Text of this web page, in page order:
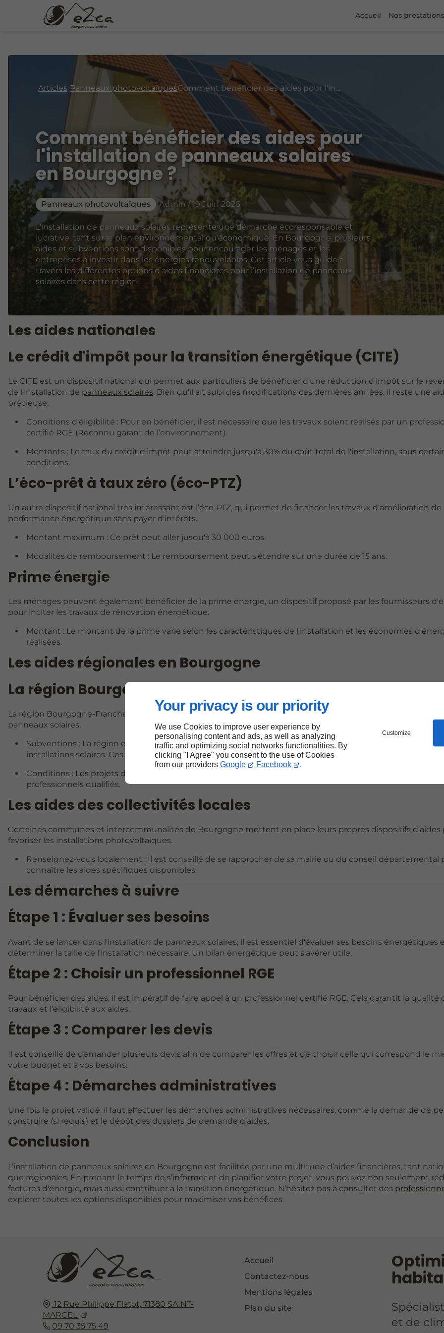
Your privacy is our priority
We use Cookies to improve user experience by
personalising content and ads, as well as analyzing
traffic and optimizing social networks functionalities. By
clicking "I Agree" you consent to the use of Cookies
from our providers Google Facebook .
Customize
Accueil Nos prestations
Articles Panneaux photovoltaïques Comment bénéficier des aides pour l'installation de panneaux solaires en Bourgogne ?
Comment bénéficier des aides pour
l'installation de panneaux solaires
en Bourgogne ?
Panneaux photovoltaïques Admin / 19 Juin 2026
L’installation de panneaux solaires représente une démarche écoresponsable et
lucrative, tant sur le plan environnemental qu’économique. En Bourgogne, plusieurs
aides et subventions sont disponibles pour encourager les ménages et les
entreprises à investir dans les énergies renouvelables. Cet article vous guide à
travers les différentes options d’aides financières pour l’installation de panneaux
solaires dans cette région.
Les aides nationales
Le crédit d'impôt pour la transition énergétique (CITE)
Le CITE est un dispositif national qui permet aux particuliers de bénéficier d'une réduction d'impôt sur le
de l'installation de panneaux solaires. Bien qu'il ait subi des modifications ces dernières années, il reste une
précieuse.
Conditions d'éligibilité : Pour en bénéficier, il est nécessaire que les travaux soient réalisés par un
certifié RGE (Reconnu garant de l’environnement).
Montants : Le taux du crédit d'impôt peut atteindre jusqu'à 30% du coût total de l'installation, sous
conditions.
L’éco-prêt à taux zéro (éco-PTZ)
Un autre dispositif national très intéressant est l’éco-PTZ, qui permet de financer les travaux d'amélioration de
performance énergétique sans payer d'intérêts.
Montant maximum : Ce prêt peut aller jusqu'à 30 000 euros.
Modalités de remboursement : Le remboursement peut s'étendre sur une durée de 15 ans.
Prime énergie
Les ménages peuvent également bénéficier de la prime énergie, un dispositif proposé par les fournisseurs
pour inciter les travaux de rénovation énergétique.
Montant : Le montant de la prime varie selon les caractéristiques de l'installation et les économies
réalisées.
Les aides régionales en Bourgogne
La région Bourgogne-Franche-Comté
La région Bourgogne-Franche-Comté propose également des aides spécifiques pour encourager l'installation
panneaux solaires.
Subventions : La région offre des subventions pour les projets d'énergie renouvelable, notamment pour
installations solaires. Ces subventions peuvent couvrir une partie significative des coûts d'installation.
Conditions : Les projets doivent répondre à des critères de performance énergétique et être réalisés par
professionnels qualifiés.
Les aides des collectivités locales
Certaines communes et intercommunalités de Bourgogne mettent en place leurs propres dispositifs d’aides
favoriser les installations photovoltaïques.
Renseignez-vous localement : Il est conseillé de se rapprocher de sa mairie ou du conseil départemental
connaître les aides spécifiques disponibles.
Les démarches à suivre
Étape 1 : Évaluer ses besoins
Avant de se lancer dans l'installation de panneaux solaires, il est essentiel d'évaluer ses besoins énergétiques
déterminer la taille de l’installation nécessaire. Un bilan énergétique peut s'avérer utile.
Étape 2 : Choisir un professionnel RGE
Pour bénéficier des aides, il est impératif de faire appel à un professionnel certifié RGE. Cela garantit la qualité
travaux et l’éligibilité aux aides.
Étape 3 : Comparer les devis
Il est conseillé de demander plusieurs devis afin de comparer les offres et de choisir celle qui correspond le
votre budget et à vos besoins.
Étape 4 : Démarches administratives
Une fois le projet validé, il faut effectuer les démarches administratives nécessaires, comme la demande de
construire (si requis) et le dépôt des dossiers de demande d’aides.
Conclusion
L’installation de panneaux solaires en Bourgogne est facilitée par une multitude d’aides financières, tant
que régionales. En prenant le temps de s’informer et de planifier votre projet, vous pouvez non seulement
factures d'énergie, mais aussi contribuer à la transition énergétique. N’hésitez pas à consulter des
explorer toutes les options disponibles pour maximiser vos bénéfices.
12 Rue Philippe Flatot, 71380 SAINT-
MARCEL
09 70 35 75 49
Accueil
Contactez-nous
Mentions légales
Plan du site
et de